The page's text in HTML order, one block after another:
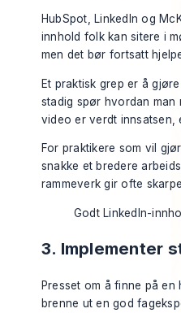
HubSpot, LinkedIn og
innhold folk kan sitere i
men det bør fortsatt
Et praktisk grep er å
stadig spør hvordan man
video er verdt innsatsen,
For praktikere som vil
snakke et bredere
rammeverk gir ofte
Godt LinkedIn-
3. Implementer
Presset om å finne på
brenne ut en god